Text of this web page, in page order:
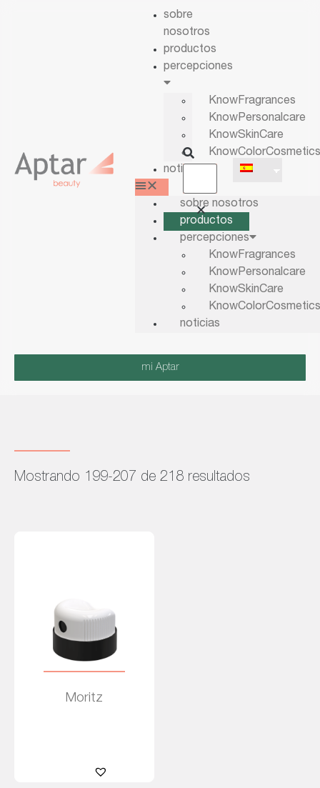
sobre
nosotros
productos
percepciones
KnowFragrances
KnowPersonalcare
KnowSkinCare
noticias
sobre nosotros
productos
percepciones
KnowFragrances
KnowPersonalcare
KnowSkinCare
noticias
mi Aptar
Mostrando 199-207 de 218 resultados
Moritz